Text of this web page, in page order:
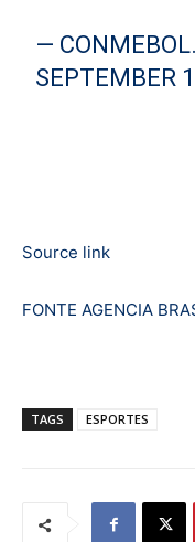
—
SEPTEMBER
Source link
FONTE AGENCIA
TAGS ESPORTES